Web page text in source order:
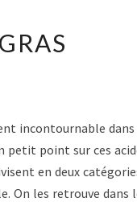
incontournable
petit point sur ces
en deux
On les retrouve dans